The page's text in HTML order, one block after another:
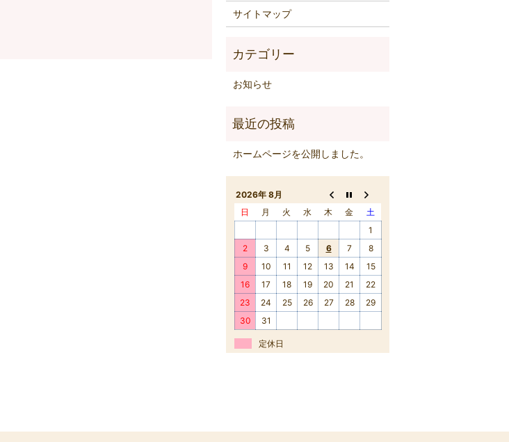
サイトマップ
お知らせ
ホームページを公開しました。
2026年 8月
日
月 火 水 木 金
土
1
2
3 4 5 6 7
8
9
10 11 12 13 14
15
16
17 18 19 20 21
22
23
24 25 26 27 28
29
30
31
定休日